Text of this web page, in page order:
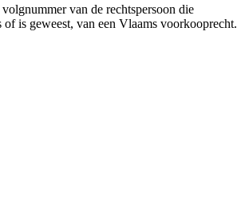
van de rechtspersoon die
of is geweest, van een Vlaams voorkooprecht.